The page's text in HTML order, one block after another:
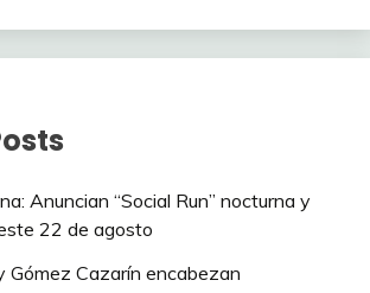
Anuncian “Social Run” nocturna y
22 de agosto
Gómez Cazarín encabezan